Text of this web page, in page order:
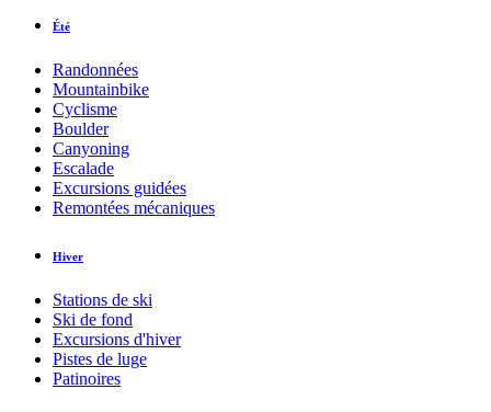
Été
Randonnées
Mountainbike
Cyclisme
Boulder
Canyoning
Escalade
Excursions guidées
Remontées mécaniques
Hiver
Stations de ski
Ski de fond
Excursions d'hiver
Pistes de luge
Patinoires